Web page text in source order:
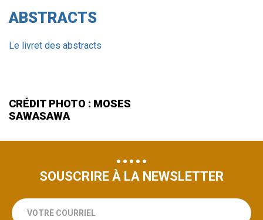
ABSTRACTS
Le livret des abstracts
CRÉDIT PHOTO : MOSES
SAWASAWA
SOUSCRIRE À LA NEWSLETTER